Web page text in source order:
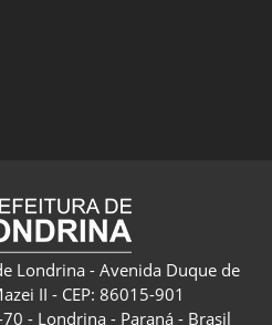
Londrina - Avenida Duque de
II - CEP: 86015-901
- Londrina - Paraná - Brasil